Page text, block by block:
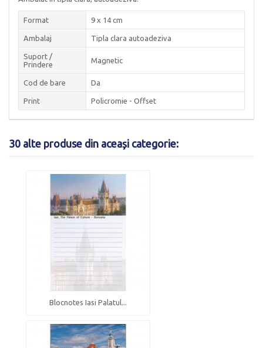
Format 9 x 14 cm
Ambalaj Tipla clara autoadeziva
Suport /
Prindere
Magnetic
Cod de bare Da
Print Policromie - Offset
30 alte produse din aceași categorie:
Blocnotes Iasi Palatul...